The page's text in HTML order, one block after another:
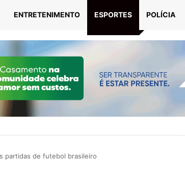
ENTRETENIMENTO ESPORTES POLÍCIA
partidas de futebol brasileiro